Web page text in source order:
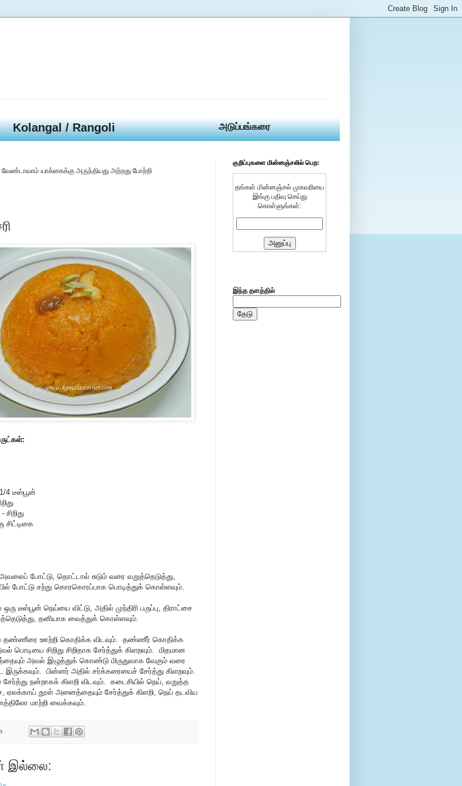
Kolangal / Rangoli அடுப்பங்கரை
யாக்கைக்கு அருந்தியது அற்றது போற்றி
4 டீஸ்பூன்
சிட்டிகை
போட்டு, தொட்டால் சுடும் வரை வறுத்தெடுத்து,
போட்டு சற்று கொரகொரப்பாக பொடித்துக் கொள்ளவும்.
டீஸ்பூன் நெய்யை விட்டு, அதில் முந்திரி பருப்பு, திராட்சை
தனியாக வைத்துக் கொள்ளவும்.
தண்ணீரை ஊற்றி கொதிக்க விடவும். தண்ணீர் கொதிக்க
பொடியை சிறிது சிறிதாக சேர்த்துக் கிளறவும். மிதமான
அவல் இழுத்துக் கொண்டு மிருதுவாக வேகும் வரை
பின்னர் அதில் சர்க்கரையைச் சேர்த்து கிளறவும்.
சேர்த்து நன்றாகக் கிளறி விடவும். கடைசியில் நெய், வறுத்த
ஏலக்காய் தூள் அனைத்தையும் சேர்த்துக் கிளறி, நெய் தடவிய
மாற்றி வைக்கவும்.
இல்லை:
குறிப்புகளை மின்னஞ்சலில் பெற:
தங்கள் மின்னஞ்சல் முகவரியை
இங்கு பதிவு செய்து
கொள்ளுங்கள்:
இந்த தளத்தில்